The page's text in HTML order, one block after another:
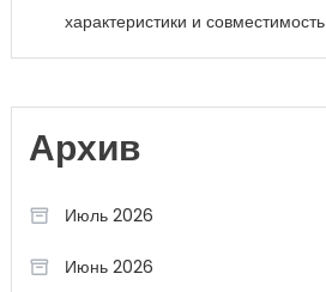
характеристики и совместимость
Архив
Июль 2026
Июнь 2026